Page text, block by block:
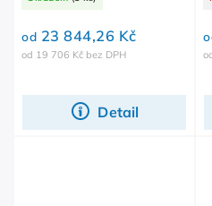
od 19 706 Kč bez DPH
od 23 844,26 Kč
Detail